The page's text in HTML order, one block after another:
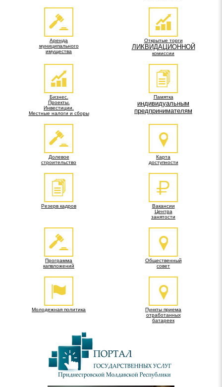
Аренда
муниципального
имущества
Открытые торги
ЛИКВИДАЦИОННОЙ
комиссии
Бизнес.
Проекты.
Инвестиции.
Местные налоги и сборы
Памятка
индивидуальным
предпринимателям
Долевое
строительство
Карта
доступности
Резерв кадров
Вакансии
Центра
занятости
Программа
капвложений
Общественный
совет
Молодежная политика
Пункты приема
отработанных
батареек